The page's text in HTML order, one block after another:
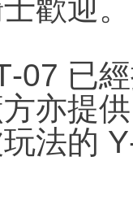
歡迎。
已
亦提
玩法的